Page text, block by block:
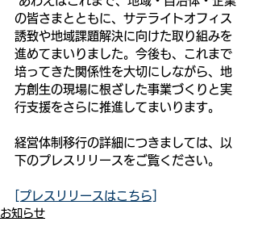
の皆さまとともに、サテライトオフィス
誘致や地域課題解決に向けた取り組みを
進めてまいりました。今後も、これまで
培ってきた関係性を大切にしながら、地
方創生の現場に根ざした事業づくりと実
行支援をさらに推進してまいります。
経営体制移行の詳細につきましては、以
下のプレスリリースをご覧ください。
[プレスリリースはこちら]
お知らせ